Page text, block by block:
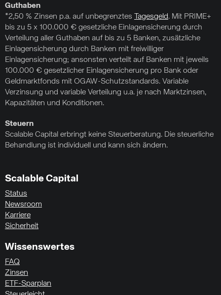
Guthaben
*2,50 % Zinsen p.a. auf unbegrenztes
Tagesgeld. Mit PRIME+
bis zu 5 x 100.000 € gesetzliche Einlagensicherung durch
Verteilung aller Guthaben auf bis zu 5 Banken, zusätzliche
Einlagensicherung durch Banken mit freiwilliger
Einlagensicherung; ansonsten verteilt auf Banken mit jeweils
100.000 € gesetzlicher Einlagensicherung pro Bank oder
Geldmarktfonds mit OGAW-Schutzstandards. Variable
Verzinsung und variable Verteilung u.a. je nach Marktzinsen,
Kapazitäten und Konditionen.
Steuern
Scalable Capital erbringt keine Steuerberatung. Die steuerliche
Behandlung ist individuell und kann sich ändern.
Scalable Capital
Status
Newsroom
Karriere
Sicherheit
Wissenswertes
FAQ
Zinsen
ETF-Sparplan